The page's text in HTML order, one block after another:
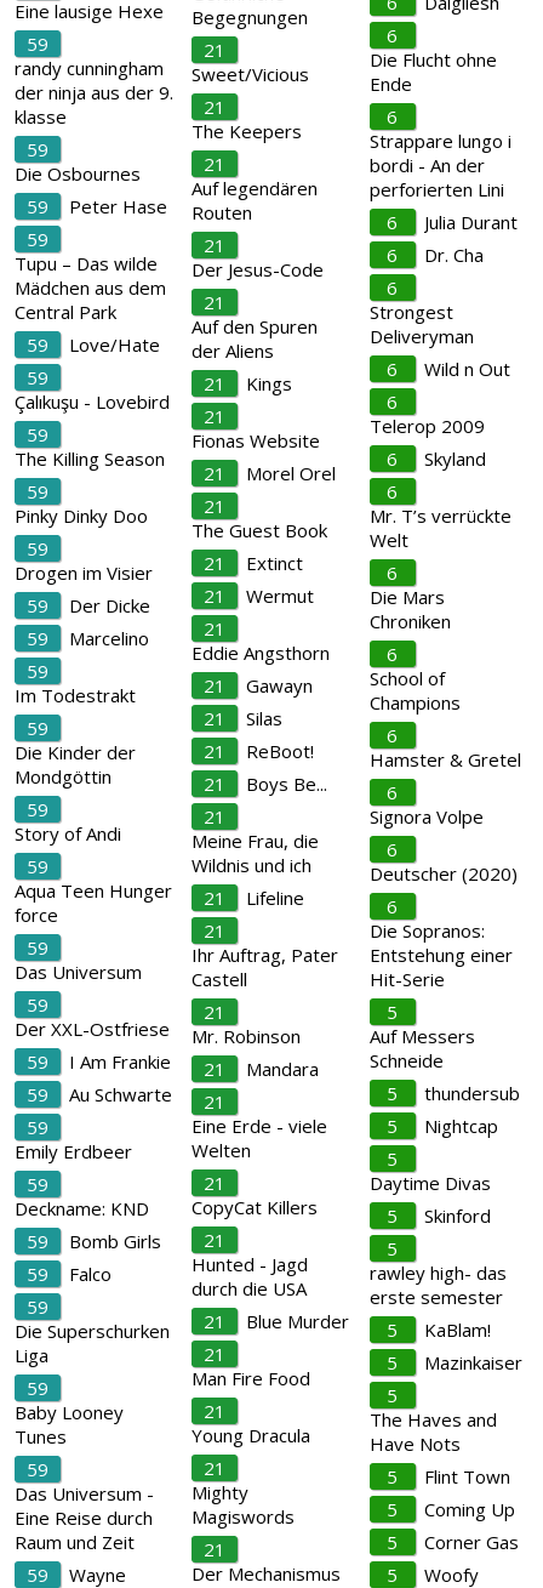
Eine lausige Hexe
59
randy cunningham
der ninja aus der 9.
klasse
59
Die Osbournes
59
Peter Hase
59
Tupu – Das wilde
Mädchen aus dem
Central Park
59
Love/Hate
59
Çalıkuşu - Lovebird
59
The Killing Season
59
Pinky Dinky Doo
59
Drogen im Visier
59
Der Dicke
59
Marcelino
59
Im Todestrakt
59
Die Kinder der
Mondgöttin
59
Story of Andi
59
Aqua Teen Hunger
force
59
Das Universum
59
Der XXL-Ostfriese
59
I Am Frankie
59
Au Schwarte
59
Emily Erdbeer
59
Deckname: KND
59
Bomb Girls
59
Falco
59
Die Superschurken
Liga
59
Baby Looney
Tunes
59
Das Universum -
Eine Reise durch
Raum und Zeit
59
Wayne
Begegnungen
21
Sweet/Vicious
21
The Keepers
21
Auf legendären
Routen
21
Der Jesus-Code
21
Auf den Spuren
der Aliens
21
Kings
21
Fionas Website
21
Morel Orel
21
The Guest Book
21
Extinct
21
Wermut
21
Eddie Angsthorn
21
Gawayn
21
Silas
21
ReBoot!
21
Boys Be...
21
Meine Frau, die
Wildnis und ich
21
Lifeline
21
Ihr Auftrag, Pater
Castell
21
Mr. Robinson
21
Mandara
21
Eine Erde - viele
Welten
21
CopyCat Killers
21
Hunted - Jagd
durch die USA
21
Blue Murder
21
Man Fire Food
21
Young Dracula
21
Mighty
Magiswords
21
Der Mechanismus
6
Die Flucht ohne
Ende
6
Strappare lungo i
bordi - An der
perforierten Lini
6
Julia Durant
6
Dr. Cha
6
Strongest
Deliveryman
6
Wild n Out
6
Telerop 2009
6
Skyland
6
Mr. T’s verrückte
Welt
6
Die Mars
Chroniken
6
School of
Champions
6
Hamster & Gretel
6
Signora Volpe
6
Deutscher (2020)
6
Die Sopranos:
Entstehung einer
Hit-Serie
5
Auf Messers
Schneide
5
thundersub
5
Nightcap
5
Daytime Divas
5
Skinford
5
rawley high- das
erste semester
5
KaBlam!
5
Mazinkaiser
5
The Haves and
Have Nots
5
Flint Town
5
Coming Up
5
Corner Gas
5
Woofy